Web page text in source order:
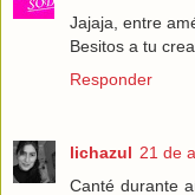
Jajaja, entre
Besitos a tu
Responder
lichazul 21 de
Canté durante